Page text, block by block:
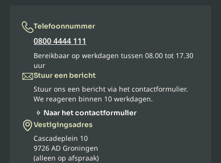
Telefoonnummer
0800 4444 111
Bereikbaar op werkdagen tussen 08.00 tot 17.30
uur
Stuur een bericht
Stuur ons een bericht via het contactformulier.
We reageren binnen 10 werkdagen.
Naar het contactformulier
Vestigingsadres
Cascadeplein 10
9726 AD Groningen
(alleen op afspraak)